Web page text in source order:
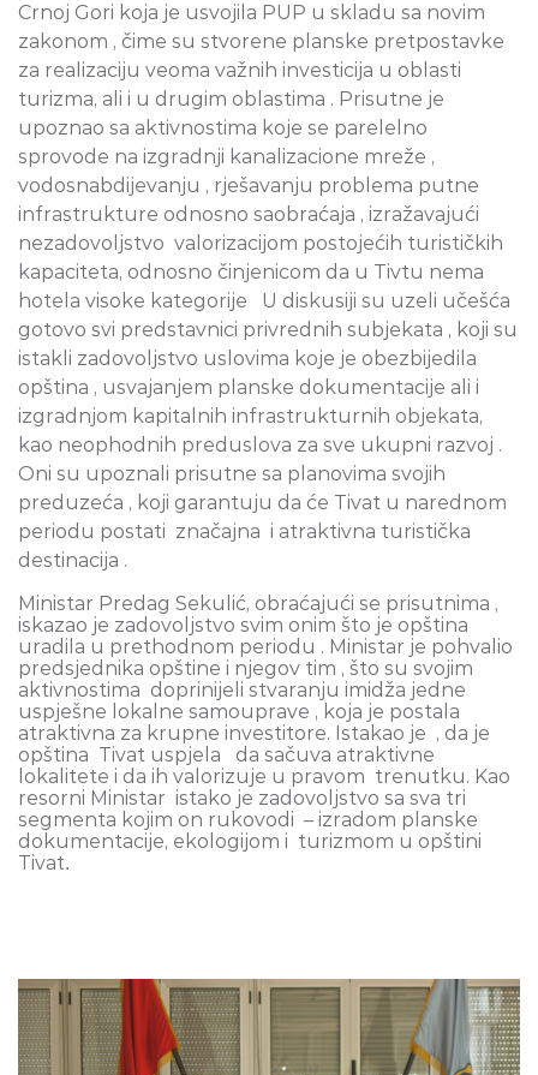
Crnoj Gori koja je usvojila PUP u skladu sa novim
zakonom , čime su stvorene planske pretpostavke
za realizaciju veoma važnih investicija u oblasti
turizma, ali i u drugim oblastima . Prisutne je
upoznao sa aktivnostima koje se parelelno
sprovode na izgradnji kanalizacione mreže ,
vodosnabdijevanju , rješavanju problema putne
infrastrukture odnosno saobraćaja , izražavajući
nezadovoljstvo valorizacijom postojećih turističkih
kapaciteta, odnosno činjenicom da u Tivtu nema
hotela visoke kategorije
U diskusiji su uzeli učešća
gotovo svi predstavnici privrednih subjekata , koji su
istakli zadovoljstvo uslovima koje je obezbijedila
opština , usvajanjem planske dokumentacije ali i
izgradnjom kapitalnih infrastrukturnih objekata,
kao neophodnih preduslova za sve ukupni razvoj .
Oni su upoznali prisutne sa planovima svojih
preduzeća , koji garantuju da će Tivat u narednom
periodu postati značajna i atraktivna turistička
destinacija .
Ministar Predag Sekulić, obraćajući se prisutnima ,
iskazao je zadovoljstvo svim onim što je opština
uradila u prethodnom periodu . Ministar je pohvalio
predsjednika opštine i njegov tim , što su svojim
aktivnostima doprinijeli stvaranju imidža jedne
uspješne lokalne samouprave , koja je postala
atraktivna za krupne investitore. Istakao je , da je
opština Tivat uspjela da sačuva atraktivne
lokalitete i da ih valorizuje u pravom trenutku. Kao
resorni Ministar istako je zadovoljstvo sa sva tri
segmenta kojim on rukovodi – izradom planske
dokumentacije, ekologijom i turizmom u opštini
Tivat.